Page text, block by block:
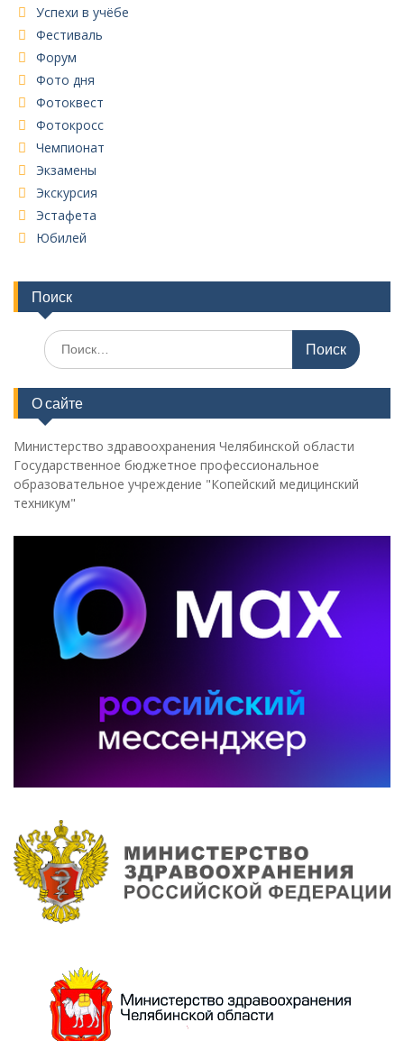
Успехи в учёбе
Фестиваль
Форум
Фото дня
Фотоквест
Фотокросс
Чемпионат
Экзамены
Экскурсия
Эстафета
Юбилей
Поиск
Поиск
по:
О сайте
Министерство здравоохранения Челябинской области
Государственное бюджетное профессиональное
образовательное учреждение "Копейский медицинский
техникум"